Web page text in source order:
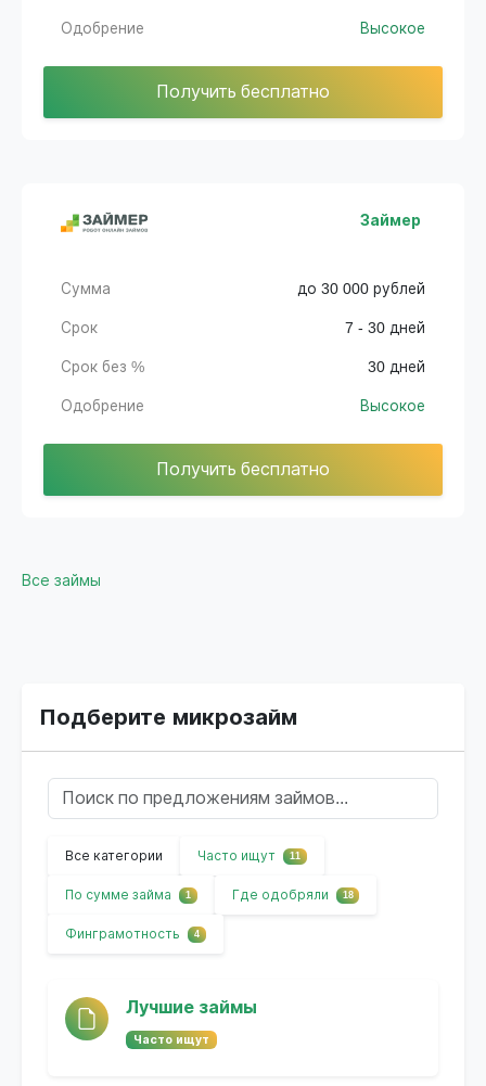
Одобрение Высокое
Получить бесплатно
Займер
Сумма до 30 000 рублей
Срок 7 - 30 дней
Срок без % 30 дней
Одобрение Высокое
Получить бесплатно
Все займы
Подберите микрозайм
Все категории Часто ищут 11
По сумме займа 1 Где одобряли 18
Финграмотность 4
Лучшие займы
Часто ищут